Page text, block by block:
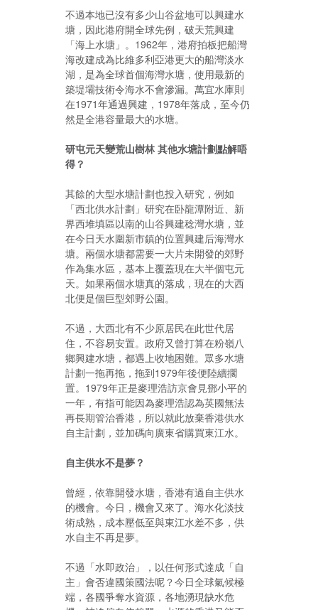
不過本地已沒有多少山谷盆地可以興建水
塘，因此港府開全球先例，破天荒興建
「海上水塘」。1962年，港府拍板把船灣
海改建成為比維多利亞港更大的船灣淡水
湖，是為全球首個海灣水塘，使用最新的
築堤壩技術令海水不會滲漏。萬宜水庫則
在1971年通過興建，1978年落成，至今仍
然是全港容量最大的水塘。
研屯元天變荒山樹林 其他水塘計劃點解唔
得？
其餘的大型水塘計劃也投入研究，例如
「西北供水計劃」研究在卧龍潭附近、新
界西堆填區以南的山谷興建稔灣水塘，並
在今日天水圍新市鎮的位置興建后海灣水
塘。兩個水塘都需要一大片未開發的郊野
作為集水區，基本上覆蓋現在大半個屯元
天。如果兩個水塘真的落成，現在的大西
北便是個巨型郊野公園。
不過，大西北有不少原居民在此世代居
住，不容易安置。政府又曾打算在粉嶺八
鄉興建水塘，都遇上收地困難。眾多水塘
計劃一拖再拖，拖到1979年後便陸續擱
置。1979年正是麥理浩訪京會見鄧小平的
一年，有指可能因為麥理浩認為英國無法
再長期管治香港，所以就此放棄香港供水
自主計劃，並加碼向廣東省購買東江水。
自主供水不是夢？
曾經，依靠開發水塘，香港有過自主供水
的機會。今日，機會又來了。海水化淡技
術成熟，成本壓低至與東江水差不多，供
水自主不再是夢。
不過「水即政治」，以任何形式達成「自
主」會否違國策國法呢？今日全球氣候極
端，各國爭奪水資源，各地湧現缺水危